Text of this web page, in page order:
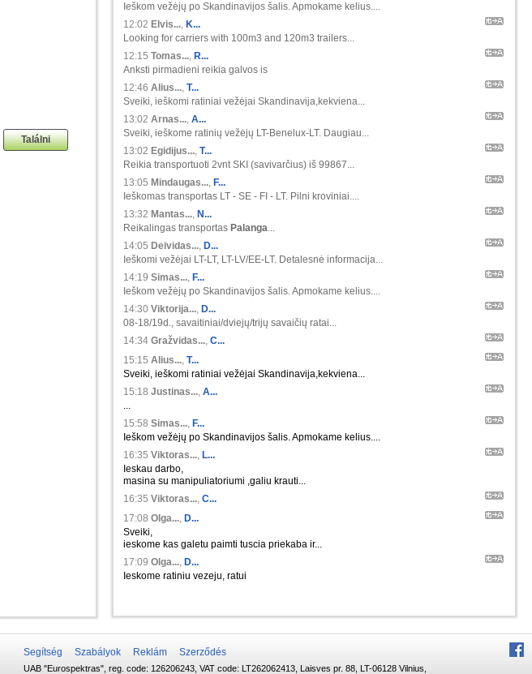
Ieškom vežėjų po Skandinavijos šalis. Apmokame kelius....
12:02 Elvis..., K...
Looking for carriers with 100m3 and 120m3 trailers...
12:15 Tomas..., R...
Anksti pirmadieni reikia galvos is
12:46 Alius..., T...
Sveiki, ieškomi ratiniai vežėjai Skandinavija,kekviena...
13:02 Arnas..., A...
Sveiki, ieškome ratinių vežėjų LT-Benelux-LT. Daugiau...
13:02 Egidijus..., T...
Reikia transportuoti 2vnt SKI (savivarčius) iš 99867...
13:05 Mindaugas..., F...
Ieškomas transportas LT - SE - FI - LT. Pilni kroviniai....
13:32 Mantas..., N...
Reikalingas transportas Palanga...
14:05 Deividas..., D...
Ieškomi vežėjai LT-LT, LT-LV/EE-LT. Detalesnė informacija...
14:19 Simas..., F...
Ieškom vežėjų po Skandinavijos šalis. Apmokame kelius....
14:30 Viktorija..., D...
08-18/19d., savaitiniai/dviejų/trijų savaičių ratai...
14:34 Gražvidas..., C...
15:15 Alius..., T...
Sveiki, ieškomi ratiniai vežėjai Skandinavija,kekviena...
15:18 Justinas..., A...
...
15:58 Simas..., F...
Ieškom vežėjų po Skandinavijos šalis. Apmokame kelius....
16:35 Viktoras..., L...
Ieskau darbo,
masina su manipuliatoriumi ,galiu krauti...
16:35 Viktoras..., C...
17:08 Olga..., D...
Sveiki,
ieskome kas galetu paimti tuscia priekaba ir...
17:09 Olga..., D...
Ieskome ratiniu vezeju, ratui
Segítség Szabályok Reklám Szerződés
UAB "Eurospektras", reg. code: 126206243, VAT code: LT262062413, Laisves pr. 88, LT-06128 Vilnius,